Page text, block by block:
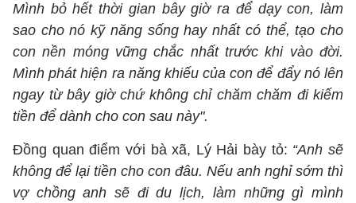
Mình bỏ hết thời gian bây giờ ra để dạy con, làm
sao cho nó kỹ năng sống hay nhất có thể, tạo cho
con nền móng vững chắc nhất trước khi vào đời.
Mình phát hiện ra năng khiếu của con để đẩy nó lên
ngay từ bây giờ chứ không chỉ chăm chăm đi kiếm
tiền để dành cho con sau này".
Đồng quan điểm với bà xã, Lý Hải bày tỏ: “Anh sẽ
không để lại tiền cho con đâu. Nếu anh nghỉ sớm thì
vợ chồng anh sẽ đi du lịch, làm những gì mình